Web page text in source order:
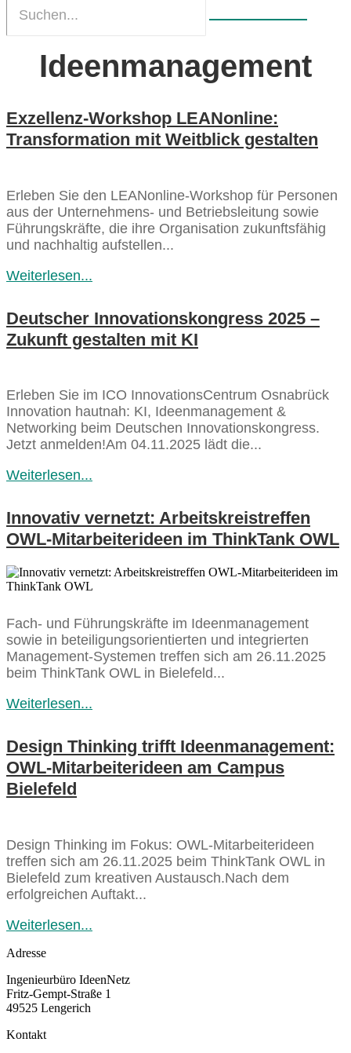
Ideenmanagement
Exzellenz-Workshop LEANonline:
Transformation mit Weitblick gestalten
Erleben Sie den LEANonline-Workshop für Personen
aus der Unternehmens- und Betriebsleitung sowie
Führungskräfte, die ihre Organisation zukunftsfähig
und nachhaltig aufstellen...
Weiterlesen...
Deutscher Innovationskongress 2025 –
Zukunft gestalten mit KI
Erleben Sie im ICO InnovationsCentrum Osnabrück
Innovation hautnah: KI, Ideenmanagement &
Networking beim Deutschen Innovationskongress.
Jetzt anmelden!Am 04.11.2025 lädt die...
Weiterlesen...
Innovativ vernetzt: Arbeitskreistreffen
OWL-Mitarbeiterideen im ThinkTank OWL
Fach- und Führungskräfte im Ideenmanagement
sowie in beteiligungsorientierten und integrierten
Management-Systemen treffen sich am 26.11.2025
beim ThinkTank OWL in Bielefeld...
Weiterlesen...
Design Thinking trifft Ideenmanagement:
OWL-Mitarbeiterideen am Campus
Bielefeld
Design Thinking im Fokus: OWL-Mitarbeiterideen
treffen sich am 26.11.2025 beim ThinkTank OWL in
Bielefeld zum kreativen Austausch.Nach dem
erfolgreichen Auftakt...
Weiterlesen...
Adresse
Ingenieurbüro IdeenNetz
Fritz-Gempt-Straße 1
49525 Lengerich
Kontakt